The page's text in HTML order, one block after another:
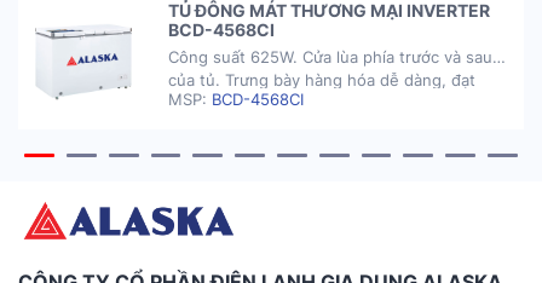
TỦ ĐÔNG MÁT THƯƠNG MẠI INVERTER
BCD-4568CI
Công suất 625W. Cửa lùa phía trước và sau
của tủ. Trưng bày hàng hóa dễ dàng, đạt
được các tiêu chuẩn môi trường nghiêm
MSP: BCD-4568CI